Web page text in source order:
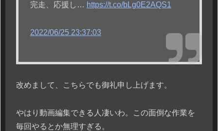
完走、応援し… https://t.co/bLg0E2AQS1
2022/06/25 23:37:03
改めまして、こちらでも御礼申し上げます。
やはり動画編集できる人凄いわ。この面倒な作業を
毎回やるとか無理すぎる。